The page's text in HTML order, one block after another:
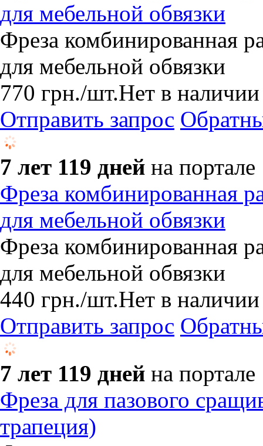
для мебельной обвязки
Фреза комбинированная
для мебельной обвязки
770 грн./шт.Нет в наличии
Отправить запрос
7 лет 119 дней на портале
Фреза комбинированная
для мебельной обвязки
Фреза комбинированная
для мебельной обвязки
440 грн./шт.Нет в наличии
Отправить запрос
7 лет 119 дней на портале
Фреза для пазового
трапеция)